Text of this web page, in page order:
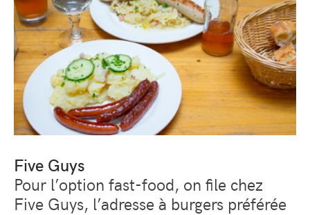
Five Guys
Pour l’option fast-food, on file chez
Five Guys, l’adresse à burgers préférée